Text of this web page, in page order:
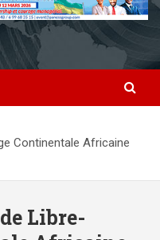
Continentale Africaine
Libre-